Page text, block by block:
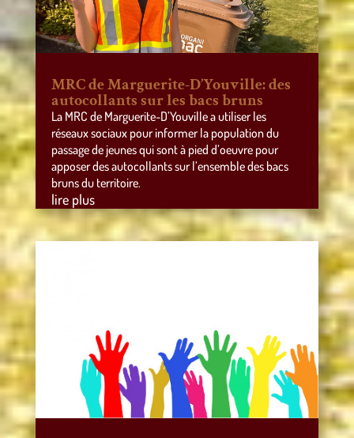
MRC de Marguerite-D’Youville: des
autocollants sur les bacs bruns
La MRC de Marguerite-D’Youville a utiliser les
réseaux sociaux pour informer la population du
passage de jeunes qui sont à pied d’oeuvre pour
apposer des autocollants sur l’ensemble des bacs
bruns du territoire.
lire plus